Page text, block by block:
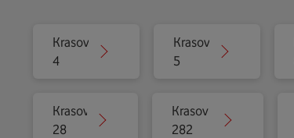
Krasov
4
Krasov
5
Krasov
28
Krasov
282